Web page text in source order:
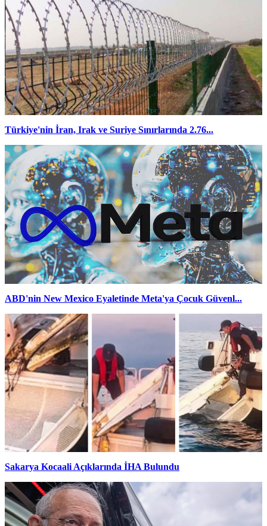
Türkiye'nin İran, Irak ve Suriye Sınırlarında 2.76...
ABD'nin New Mexico Eyaletinde Meta'ya Çocuk Güvenl...
Sakarya Kocaali Açıklarında İHA Bulundu